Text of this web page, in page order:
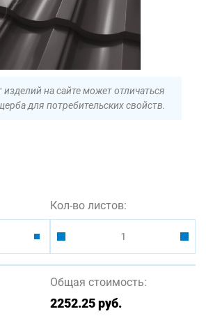
на сайте может отличаться
для потребительских свойств.
Кол-во листов:
Общая стоимость:
2252.25руб.